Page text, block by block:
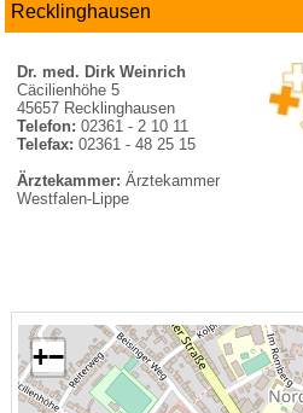
Recklinghausen
Dr. med. Dirk Weinrich
Cäcilienhöhe 5
45657 Recklinghausen
Telefon: 02361 - 2 10 11
Telefax: 02361 - 48 25 15
Ärztekammer: Ärztekammer
Westfalen-Lippe
+−